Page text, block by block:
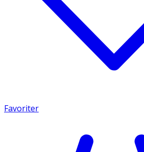
Favoriter